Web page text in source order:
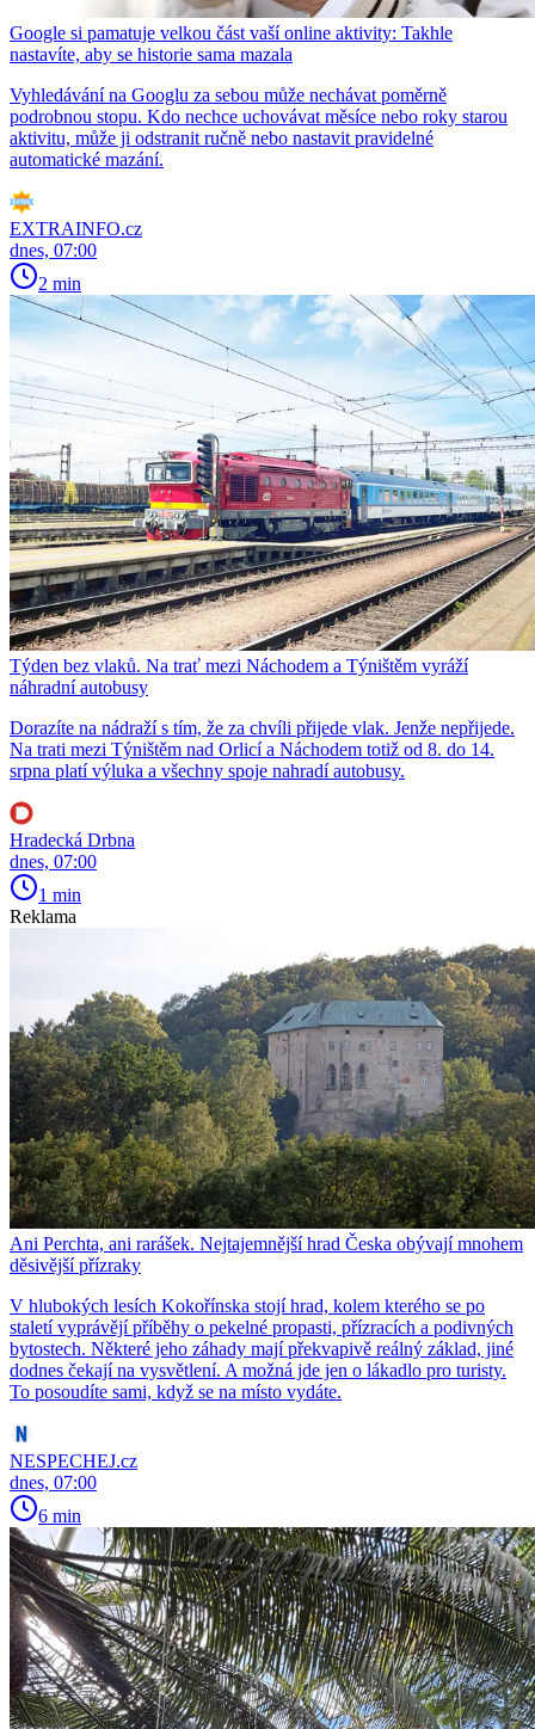
Google si pamatuje velkou část vaší online aktivity: Takhle
nastavíte, aby se historie sama mazala
Vyhledávání na Googlu za sebou může nechávat poměrně
podrobnou stopu. Kdo nechce uchovávat měsíce nebo roky starou
aktivitu, může ji odstranit ručně nebo nastavit pravidelné
automatické mazání.
EXTRAINFO.cz
dnes, 07:00
2 min
Týden bez vlaků. Na trať mezi Náchodem a Týništěm vyráží
náhradní autobusy
Dorazíte na nádraží s tím, že za chvíli přijede vlak. Jenže nepřijede.
Na trati mezi Týništěm nad Orlicí a Náchodem totiž od 8. do 14.
srpna platí výluka a všechny spoje nahradí autobusy.
Hradecká Drbna
dnes, 07:00
1 min
Reklama
Ani Perchta, ani rarášek. Nejtajemnější hrad Česka obývají mnohem
děsivější přízraky
V hlubokých lesích Kokořínska stojí hrad, kolem kterého se po
staletí vyprávějí příběhy o pekelné propasti, přízracích a podivných
bytostech. Některé jeho záhady mají překvapivě reálný základ, jiné
dodnes čekají na vysvětlení. A možná jde jen o lákadlo pro turisty.
To posoudíte sami, když se na místo vydáte.
NESPECHEJ.cz
dnes, 07:00
6 min